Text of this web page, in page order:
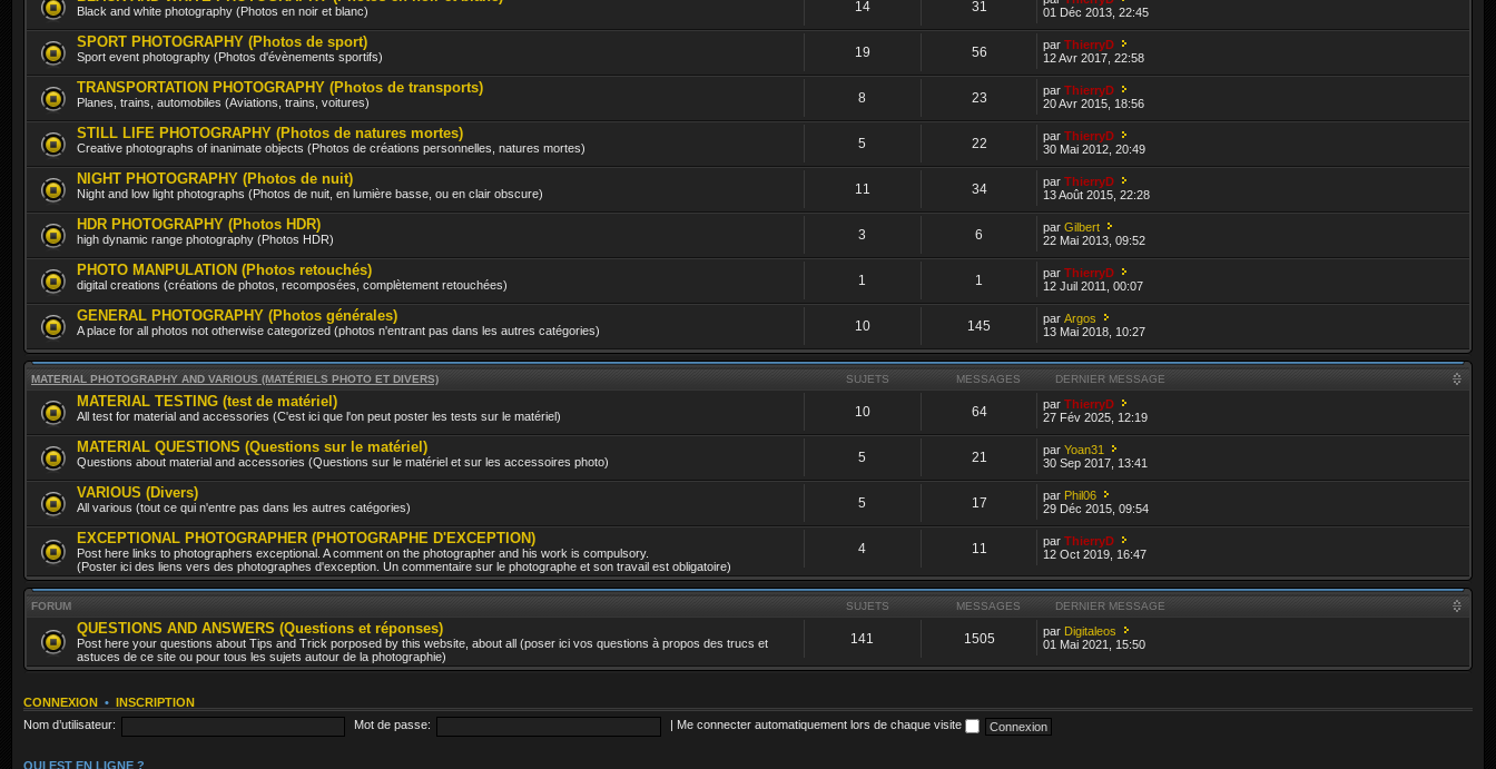
Black and white photography (Photos en noir et blanc) 14 31
01 Déc 2013, 22:45
SPORT PHOTOGRAPHY (Photos de sport)
Sport event photography (Photos d'évènements sportifs) 19 56 parThierryD
12 Avr 2017, 22:58
TRANSPORTATION PHOTOGRAPHY (Photos de transports)
Planes, trains, automobiles (Aviations, trains, voitures) 8 23 parThierryD
20 Avr 2015, 18:56
STILL LIFE PHOTOGRAPHY (Photos de natures mortes)
Creative photographs of inanimate objects (Photos de créations personnelles, natures mortes) 5 22 parThierryD
30 Mai 2012, 20:49
NIGHT PHOTOGRAPHY (Photos de nuit)
Night and low light photographs (Photos de nuit, en lumière basse, ou en clair obscure) 11 34 parThierryD
13 Août 2015, 22:28
HDR PHOTOGRAPHY (Photos HDR)
high dynamic range photography (Photos HDR) 3 6 parGilbert
22 Mai 2013, 09:52
PHOTO MANPULATION (Photos retouchés)
digital creations (créations de photos, recomposées, complètement retouchées) 1 1 parThierryD
12 Juil 2011, 00:07
GENERAL PHOTOGRAPHY (Photos générales)
A place for all photos not otherwise categorized (photos n'entrant pas dans les autres catégories) 10 145 parArgos
13 Mai 2018, 10:27
MATERIAL PHOTOGRAPHY AND VARIOUS (MATÉRIELS PHOTO ET DIVERS) SUJETS MESSAGES DERNIER MESSAGE
MATERIAL TESTING (test de matériel)
All test for material and accessories (C'est ici que l'on peut poster les tests sur le matériel) 10 64 parThierryD
27 Fév 2025, 12:19
MATERIAL QUESTIONS (Questions sur le matériel)
Questions about material and accessories (Questions sur le matériel et sur les accessoires photo) 5 21 parYoan31
30 Sep 2017, 13:41
VARIOUS (Divers)
All various (tout ce qui n'entre pas dans les autres catégories) 5 17 par Phil06
29 Déc 2015, 09:54
EXCEPTIONAL PHOTOGRAPHER (PHOTOGRAPHE D'EXCEPTION)
Post here links to photographers exceptional. A comment on the photographer and his work is compulsory.
(Poster ici des liens vers des photographes d'exception. Un commentaire sur le photographe et son travail est obligatoire)
4 11 parThierryD
12 Oct 2019, 16:47
FORUM SUJETS MESSAGES DERNIER MESSAGE
QUESTIONS AND ANSWERS (Questions et réponses)
Post here your questions about Tips and Trick porposed by this website, about all (poser ici vos questions à propos des trucs et
astuces de ce site ou pour tous les sujets autour de la photographie)
141 1505 par Digitaleos
01 Mai 2021, 15:50
CONNEXION • INSCRIPTION
Nom d’utilisateur:
Mot de passe: Me connecter automatiquement lors de chaque visite
QUI EST EN LIGNE ?